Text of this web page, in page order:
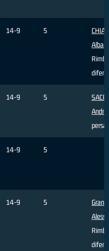
14-9 5
14-9 5
persa
14-9 5
14-9 5